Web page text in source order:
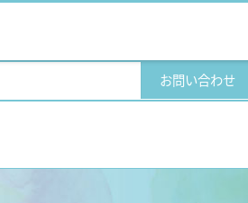
お問い合わせ